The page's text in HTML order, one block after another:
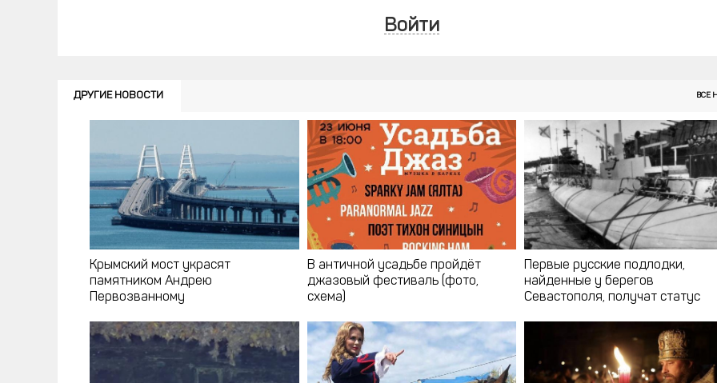
Войти
Крымский мост украсят
памятником Андрею
Первозванному
В античной усадьбе пройдёт
джазовый фестиваль (фото,
схема)
Первые русские подлодки,
найденные у берегов
Севастополя, получат статус
ДРУГИЕ НОВОСТИ ВСЕ